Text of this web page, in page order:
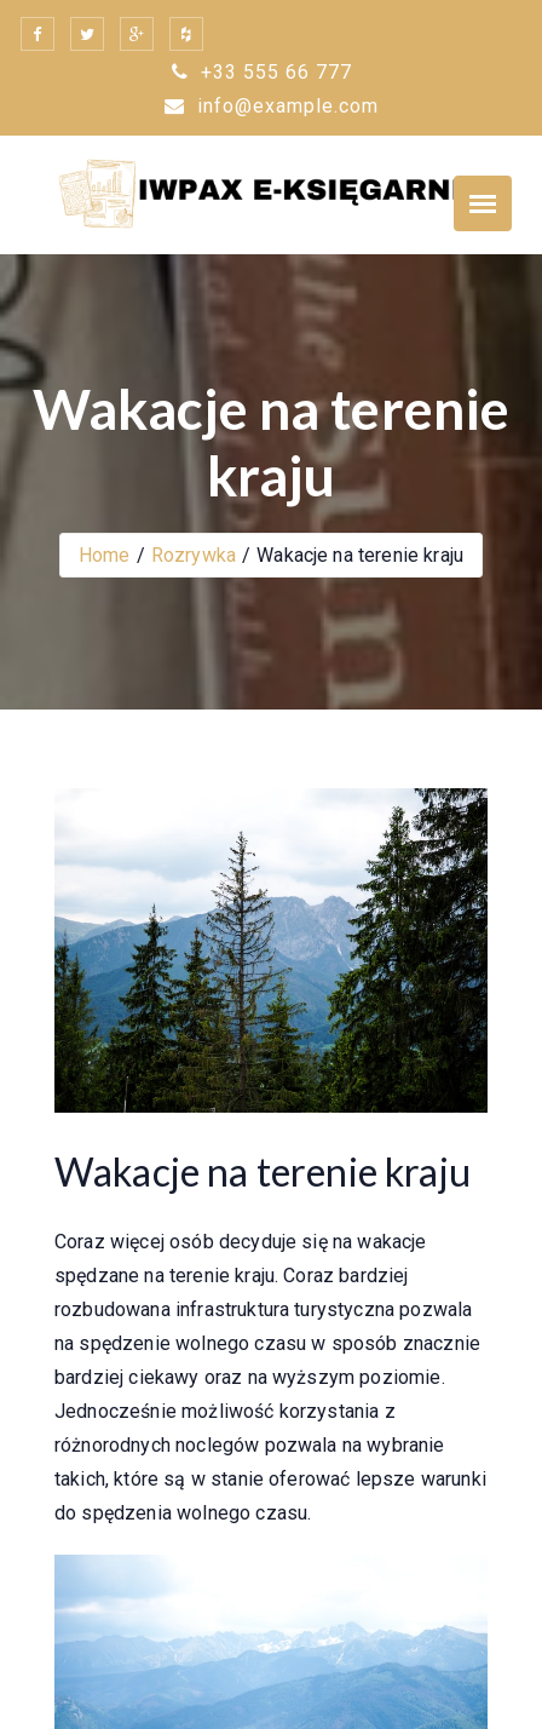
Skip
+33 555 66 777
info@example.com
Wakacje na terenie
kraju
Home Rozrywka Wakacje na terenie kraju
Wakacje na terenie kraju
Coraz więcej osób decyduje się na wakacje
spędzane na terenie kraju. Coraz bardziej
rozbudowana infrastruktura turystyczna pozwala
na spędzenie wolnego czasu w sposób znacznie
bardziej ciekawy oraz na wyższym poziomie.
Jednocześnie możliwość korzystania z
różnorodnych noclegów pozwala na wybranie
takich, które są w stanie oferować lepsze warunki
do spędzenia wolnego czasu.